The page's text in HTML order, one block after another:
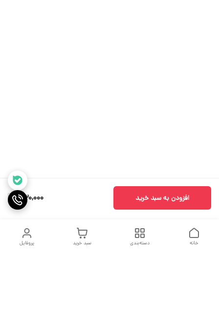
530,000 افزودن به سبد خرید
پروفایل سبد خرید دسته‌بندی خانه